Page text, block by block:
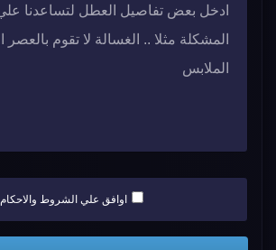
اوافق علي الشروط والاحكام